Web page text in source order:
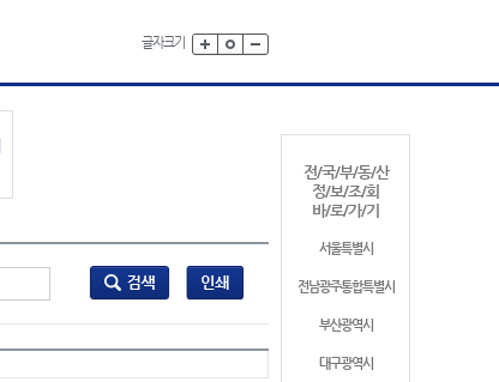
글자크기
전/국/부/동/산
정/보/조/회
바/로/가/기
서울특별시
전남광주통합특별시
부산광역시
대구광역시